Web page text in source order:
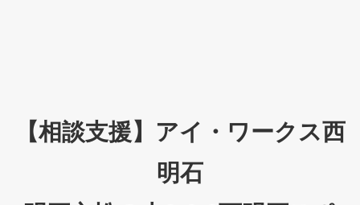
【相談支援】アイ・ワークス西
明石